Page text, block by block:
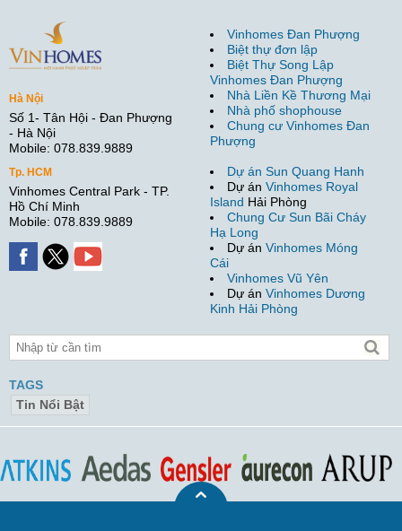
Hà Nội
Số 1- Tân Hội - Đan Phượng
- Hà Nội
Mobile: 078.839.9889
Tp. HCM
Vinhomes Central Park - TP.
Hồ Chí Minh
Mobile: 078.839.9889
Vinhomes Đan Phượng
Biệt thự đơn lập
Biệt Thự Song Lập
Vinhomes Đan Phượng
Nhà Liền Kề Thương Mại
Nhà phố shophouse
Chung cư Vinhomes Đan
Phượng
Dự án Sun Quang Hanh
Dự án Vinhomes Royal
Island Hải Phòng
Chung Cư Sun Bãi Cháy
Hạ Long
Dự án Vinhomes Móng
Cái
Vinhomes Vũ Yên
Dự án Vinhomes Dương
Kinh Hải Phòng
TAGS
Tin Nổi Bật